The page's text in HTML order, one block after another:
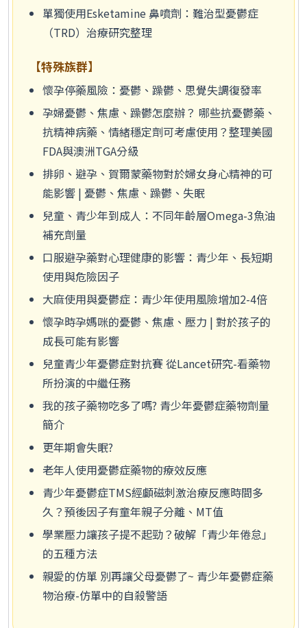
單獨使用Esketamine 鼻噴劑：難治型憂鬱症
（TRD）治療研究整理
【特殊族群】
懷孕停藥風險：憂鬱、躁鬱、思覺失調復發率
孕婦憂鬱、焦慮、躁鬱怎麼辦？ 哪些抗憂鬱藥、
抗精神病藥、情緒穩定劑可考慮使用？整理美國
FDA與澳洲TGA分級
排卵、避孕、賀爾蒙藥物對於婦女身心精神的可
能影響 | 憂鬱、焦慮、躁鬱、失眠
兒童、青少年到成人：不同年齡層Omega-3魚油
補充劑量
口服避孕藥對心理健康的影響：青少年、長短期
使用與危險因子
大麻使用與憂鬱症：青少年使用風險增加2-4倍
懷孕時孕媽咪的憂鬱、焦慮、壓力 | 對於孩子的
成長可能有影響
兒童青少年憂鬱症對抗賽 從Lancet研究-看藥物
所扮演的中繼任務
我的孩子藥物吃多了嗎? 青少年憂鬱症藥物劑量
簡介
更年期會失眠?
老年人使用憂鬱症藥物的療效反應
青少年憂鬱症TMS經顱磁刺激治療反應時間多
久？預後因子有童年親子分離、MT值
學業壓力讓孩子提不起勁？破解「青少年倦怠」
的五種方法
親愛的仿單 別再讓父母憂鬱了~ 青少年憂鬱症藥
物治療-仿單中的自殺警語